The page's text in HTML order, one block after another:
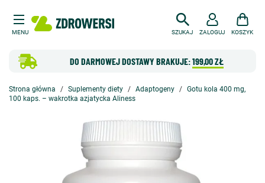
MENU SZUKAJ
DO DARMOWEJ DOSTAWY BRAKUJE:199,00 ZŁ
ZALOGUJ KOSZYK
Strona główna Suplementy diety Adaptogeny
Gotu kola 400 mg,
100 kaps. – wakrotka azjatycka Aliness